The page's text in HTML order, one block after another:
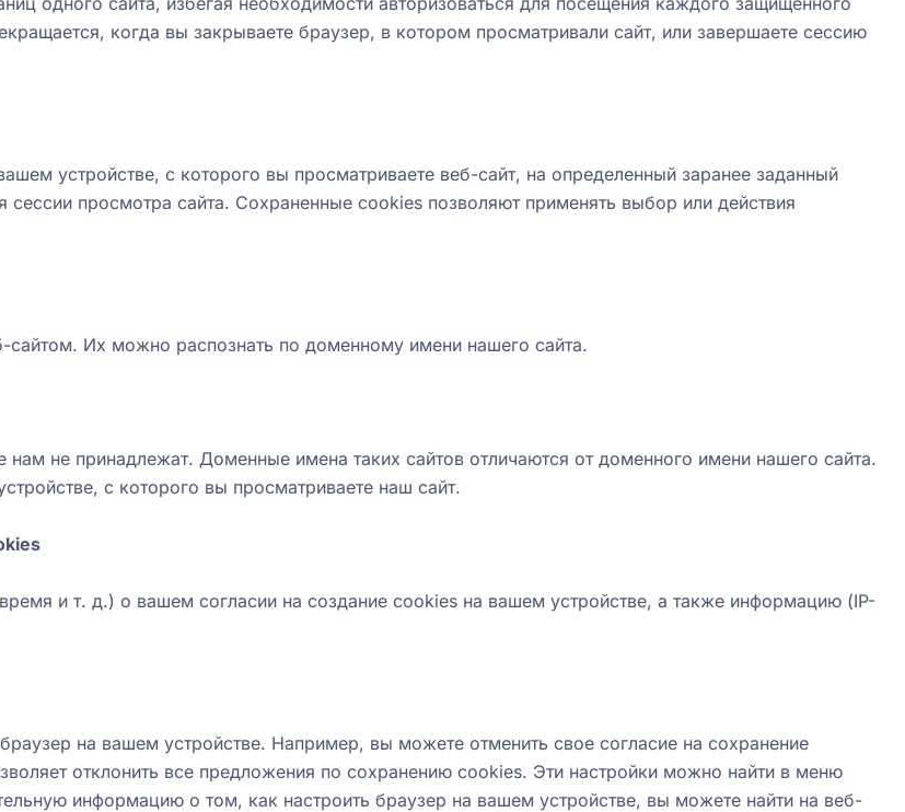
когда вы закрываете браузер, в котором просматривали сайт, или завершаете сессию
устройстве, с которого вы просматриваете веб-сайт, на определенный заранее заданный
сессии просмотра сайта. Сохраненные cookies позволяют применять выбор или действия
Их можно распознать по доменному имени нашего сайта.
не принадлежат. Доменные имена таких сайтов отличаются от доменного имени нашего сайта.
с которого вы просматриваете наш сайт.
и т. д.) о вашем согласии на создание cookies на вашем устройстве, а также информацию (IP-
на вашем устройстве. Например, вы можете отменить свое согласие на сохранение
отклонить все предложения по сохранению cookies. Эти настройки можно найти в меню
информацию о том, как настроить браузер на вашем устройстве, вы можете найти на веб-